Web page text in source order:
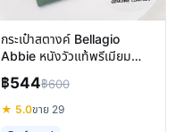
กระเป๋าสตางค์ Bellagio
Abbie หนังวัวแท้พรีเมียม
สไตล์มินิมอล ฟังก์ชันครบ
฿544฿600
★ 5.0ขาย 29